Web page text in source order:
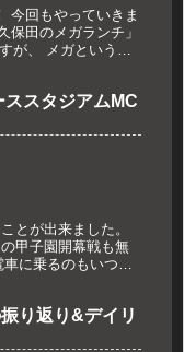
今回もやっていきま
保田のメガランチ」
が、 メガというだ
スタジアムMC
とが出来ました。
甲子園開幕戦も無
に乗るのもいつ以
り返り&デイリ